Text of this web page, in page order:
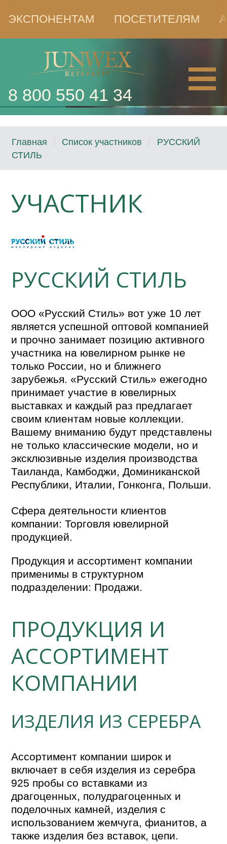
ЭКСПОНЕНТАМ ПОСЕТИТЕЛЯМ
8 800 550 41 34
Главная Список участников
РУССКИЙ
СТИЛЬ
УЧАСТНИК
РУССКИЙ СТИЛЬ
ООО «Русский Стиль» вот уже 10 лет
является успешной оптовой компанией
и прочно занимает позицию активного
участника на ювелирном рынке не
только России, но и ближнего
зарубежья. «Русский Стиль» ежегодно
принимает участие в ювелирных
выставках и каждый раз предлагает
своим клиентам новые коллекции.
Вашему вниманию будут представлены
не только классические модели, но и
эксклюзивные изделия производства
Таиланда, Камбоджи, Доминиканской
Республики, Италии, Гонконга, Польши.
Сфера деятельности клиентов
компании: Торговля ювелирной
продукцией.
Продукция и ассортимент компании
применимы в структурном
подразделении: Продажи.
ПРОДУКЦИЯ И
АССОРТИМЕНТ
КОМПАНИИ
ИЗДЕЛИЯ ИЗ СЕРЕБРА
Ассортимент компании широк и
включает в себя изделия из серебра
925 пробы со вставками из
драгоценных, полудрагоценных и
поделочных камней, изделия с
использованием жемчуга, фианитов, а